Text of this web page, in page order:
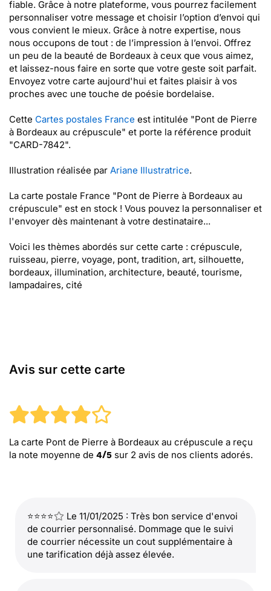
fiable. Grâce à notre plateforme, vous pourrez facilement
personnaliser votre message et choisir l’option d’envoi qui
vous convient le mieux. Grâce à notre expertise, nous
nous occupons de tout : de l’impression à l’envoi. Offrez
un peu de la beauté de Bordeaux à ceux que vous aimez,
et laissez-nous faire en sorte que votre geste soit parfait.
Envoyez votre carte aujourd'hui et faites plaisir à vos
proches avec une touche de poésie bordelaise.
Cette Cartes postales France est intitulée "Pont de Pierre
à Bordeaux au crépuscule" et porte la référence produit
"CARD-7842".
Illustration réalisée par Ariane Illustratrice.
La carte postale France "Pont de Pierre à Bordeaux au
crépuscule" est en stock ! Vous pouvez la personnaliser et
l'envoyer dès maintenant à votre destinataire...
Voici les thèmes abordés sur cette carte : crépuscule,
ruisseau, pierre, voyage, pont, tradition, art, silhouette,
bordeaux, illumination, architecture, beauté, tourisme,
lampadaires, cité
Avis sur cette carte
La carte Pont de Pierre à Bordeaux au crépuscule a reçu
la note moyenne de 4/5 sur 2 avis de nos clients adorés.
⭐⭐⭐⭐
Le 11/01/2025 : Très bon service d'envoi
de courrier personnalisé. Dommage que le suivi
de courrier nécessite un cout supplémentaire à
une tarification déjà assez élevée.